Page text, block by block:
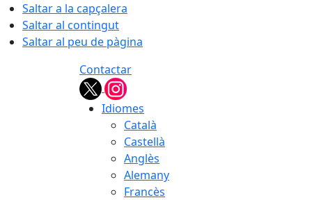
Saltar a la capçalera
Saltar al contingut
Saltar al peu de pàgina
Contactar
Idiomes
Català
Castellà
Anglès
Alemany
Francès